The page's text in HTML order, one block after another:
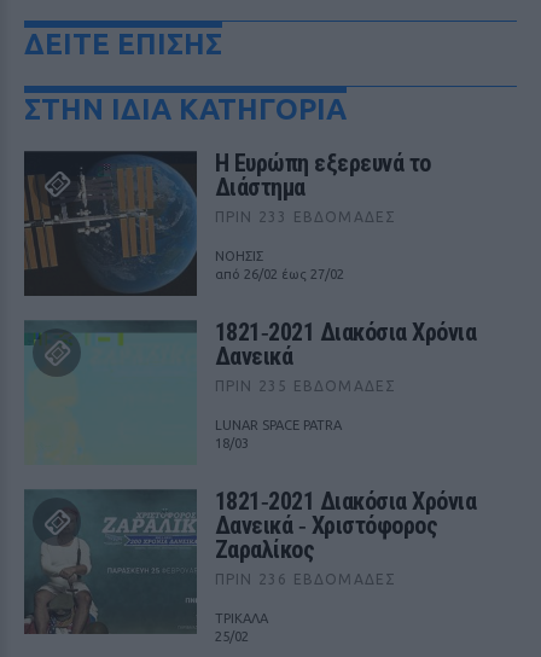
ΔΕΙΤΕ ΕΠΙΣΗΣ
ΣΤΗΝ ΙΔΙΑ ΚΑΤΗΓΟΡΙΑ
Η Ευρώπη εξερευνά το
Διάστημα
ΠΡΙΝ 233 ΕΒΔΟΜΆΔΕΣ
ΝΟΗΣΙΣ
από 26/02 έως 27/02
1821‑2021 Διακόσια Χρόνια
Δανεικά
ΠΡΙΝ 235 ΕΒΔΟΜΆΔΕΣ
LUNAR SPACE PATRA
18/03
1821‑2021 Διακόσια Χρόνια
Δανεικά ‑ Χριστόφορος
Ζαραλίκος
ΠΡΙΝ 236 ΕΒΔΟΜΆΔΕΣ
ΤΡΙΚΑΛΑ
25/02